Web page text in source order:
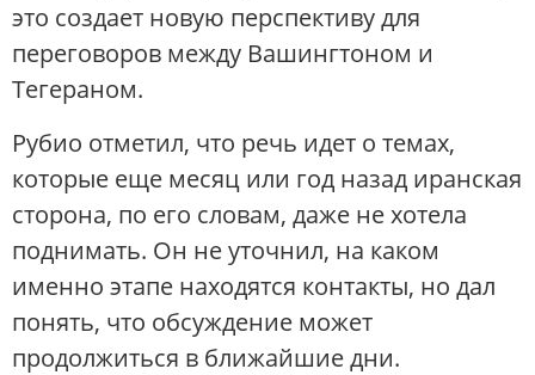
это создает новую перспективу для
переговоров между Вашингтоном и
Тегераном.
Рубио отметил, что речь идет о темах,
которые еще месяц или год назад иранская
сторона, по его словам, даже не хотела
поднимать. Он не уточнил, на каком
именно этапе находятся контакты, но дал
понять, что обсуждение может
продолжиться в ближайшие дни.